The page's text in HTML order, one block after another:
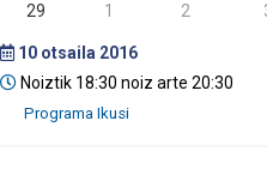
29 1 2
10 otsaila 2016
Noiztik 18:30 noiz arte 20:30